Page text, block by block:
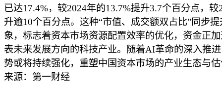
已达17.4%，较2024年的13.7%提升3.7个百分点，较
升逾10个百分点。这种“市值、成交额双占比”同步
象，标志着资本市场资源配置效率的优化，资金正
表未来发展方向的科技产业。随着AI革命的深入推
势或将持续强化，重塑中国资本市场的产业生态与
来源：第一财经